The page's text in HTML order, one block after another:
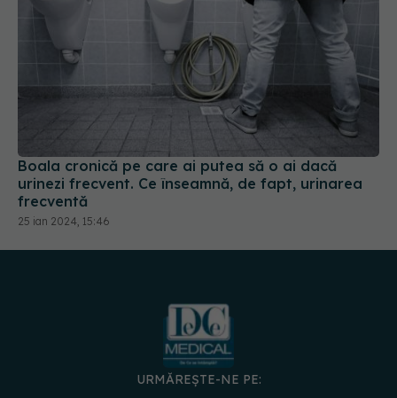
Boala cronică pe care ai putea să o ai dacă
urinezi frecvent. Ce înseamnă, de fapt, urinarea
25 ian 2024, 15:46
URMĂREȘTE-NE PE:
DESCARCĂ APLICAȚIA